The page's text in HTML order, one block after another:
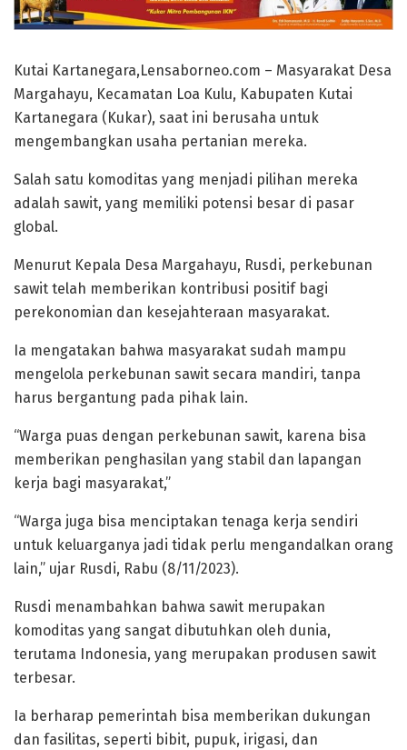
Kutai Kartanegara,Lensaborneo.com – Masyarakat Desa
Margahayu, Kecamatan Loa Kulu, Kabupaten Kutai
Kartanegara (Kukar), saat ini berusaha untuk
mengembangkan usaha pertanian mereka.
Salah satu komoditas yang menjadi pilihan mereka
adalah sawit, yang memiliki potensi besar di pasar
global.
Menurut Kepala Desa Margahayu, Rusdi, perkebunan
sawit telah memberikan kontribusi positif bagi
perekonomian dan kesejahteraan masyarakat.
Ia mengatakan bahwa masyarakat sudah mampu
mengelola perkebunan sawit secara mandiri, tanpa
harus bergantung pada pihak lain.
“Warga puas dengan perkebunan sawit, karena bisa
memberikan penghasilan yang stabil dan lapangan
kerja bagi masyarakat,”
“Warga juga bisa menciptakan tenaga kerja sendiri
untuk keluarganya jadi tidak perlu mengandalkan orang
lain,” ujar Rusdi, Rabu (8/11/2023).
Rusdi menambahkan bahwa sawit merupakan
komoditas yang sangat dibutuhkan oleh dunia,
terutama Indonesia, yang merupakan produsen sawit
terbesar.
Ia berharap pemerintah bisa memberikan dukungan
dan fasilitas, seperti bibit, pupuk, irigasi, dan